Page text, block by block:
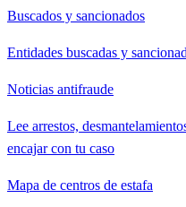
Buscados y sancionados
Entidades buscadas y
Noticias antifraude
Lee arrestos,
encajar con tu caso
Mapa de centros de estafa